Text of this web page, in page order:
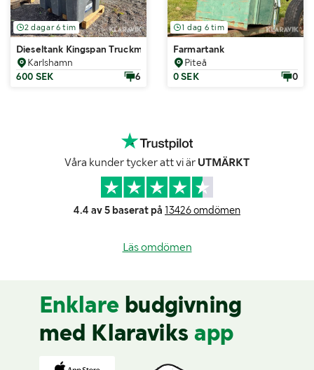
2 dagar 6 tim
Dieseltank Kingspan Truckmaster
Karlshamn
600 SEK
6
1 dag 6 tim
Farmartank
Piteå
0 SEK
0
Våra kunder tycker att vi är UTMÄRKT
4.4 av 5 baserat på 13426 omdömen
Läs omdömen
Enklare budgivning
med Klaraviks app